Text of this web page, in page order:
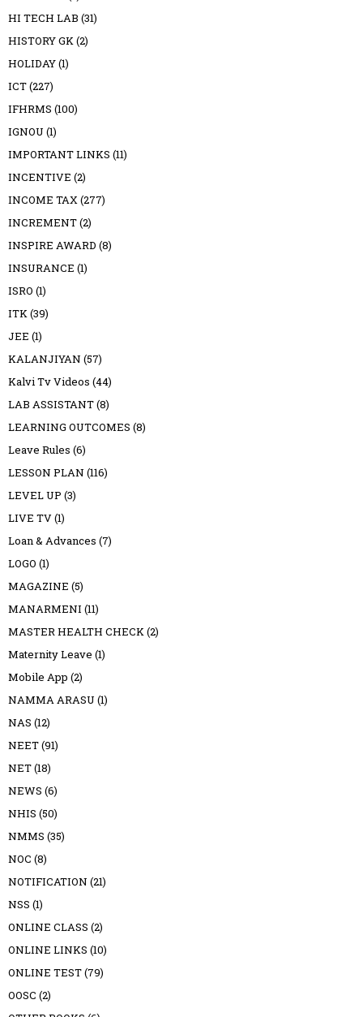
HI TECH LAB (31)
HISTORY GK(2)
HOLIDAY(1)
ICT(227)
IFHRMS (100)
IGNOU (1)
IMPORTANT LINKS (11)
INCENTIVE (2)
INCOME TAX(277)
INCREMENT(2)
INSPIRE AWARD (8)
INSURANCE (1)
ISRO (1)
ITK(39)
JEE (1)
KALANJIYAN (57)
Kalvi Tv Videos (44)
LAB ASSISTANT(8)
LEARNING OUTCOMES (8)
Leave Rules (6)
LESSON PLAN (116)
LEVEL UP (3)
LIVE TV(1)
Loan & Advances (7)
LOGO (1)
MAGAZINE (5)
MANARMENI (11)
MASTER HEALTH CHECK(2)
Maternity Leave (1)
Mobile App (2)
NAMMA ARASU (1)
NAS (12)
NEET(91)
NET(18)
NEWS (6)
NHIS (50)
NMMS (35)
NOC (8)
NOTIFICATION (21)
NSS (1)
ONLINE CLASS (2)
ONLINE LINKS (10)
ONLINE TEST(79)
OOSC (2)